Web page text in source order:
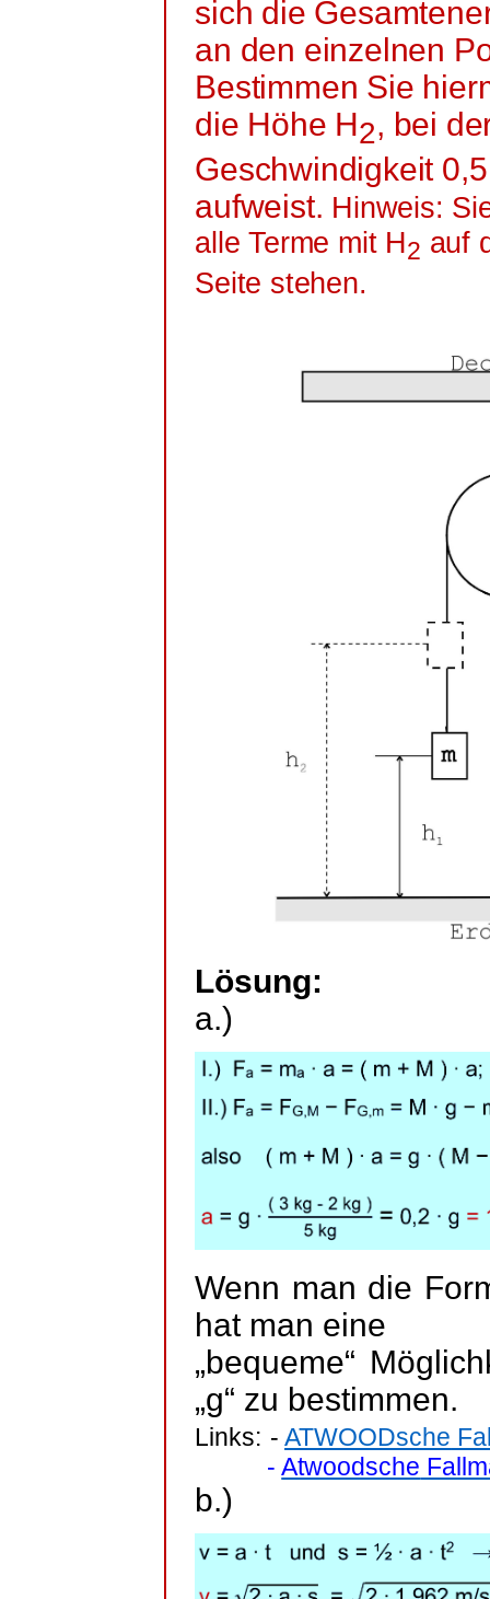
sich die
an den einzelnen
Bestimmen Sie
die Höhe H2, bei
Geschwindigkeit
aufweist. Hinweis:
alle Terme mit H2 auf
Seite stehen.
Lösung:
a.)
Wenn man die
hat man eine
„bequeme“
„g“ zu bestimmen.
Links: -ATWOODsche
-Atwoodsche
b.)